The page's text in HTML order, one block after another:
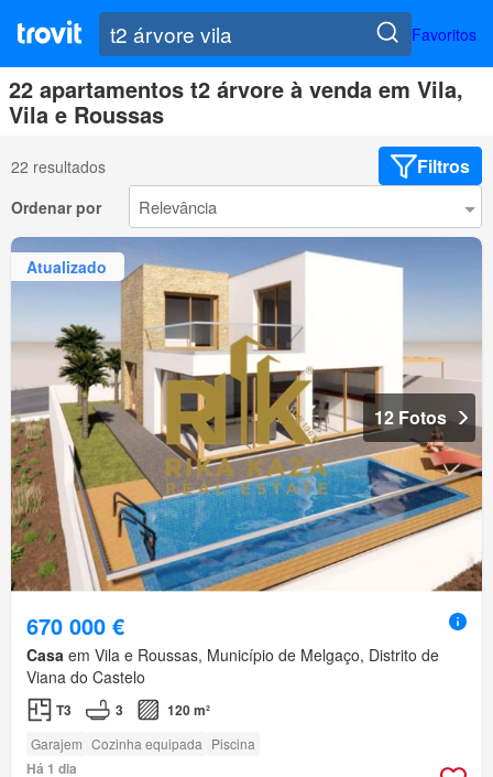
Favoritos
22 apartamentos t2 árvore à venda em Vila,
Vila e Roussas
22 resultados Filtros
Ordenar por
Atualizado
12 Fotos
670 000 €
Casa em Vila e Roussas, Município de Melgaço, Distrito de
Viana do Castelo
T3 3 120 m²
Garajem Cozinha equipada Piscina
Há 1 dia